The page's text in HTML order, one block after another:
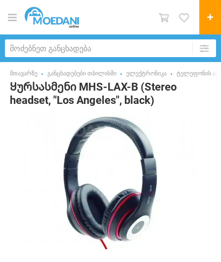
მთავარზე განცხადებები თბილისში ელექტრონიკა ტელეფონის
Ყურსასმენი MHS-LAX-B (Stereo
headset, "Los Angeles", black)